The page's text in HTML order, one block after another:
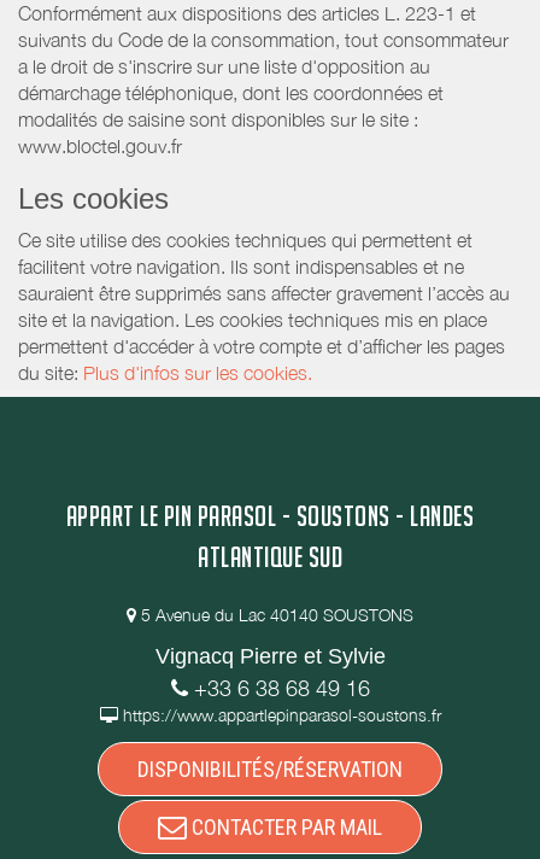
Conformément aux dispositions des articles L. 223-1 et
suivants du Code de la consommation, tout consommateur
a le droit de s'inscrire sur une liste d'opposition au
démarchage téléphonique, dont les coordonnées et
modalités de saisine sont disponibles sur le site :
www.bloctel.gouv.fr
Les cookies
Ce site utilise des cookies techniques qui permettent et
facilitent votre navigation. Ils sont indispensables et ne
sauraient être supprimés sans affecter gravement l’accès au
site et la navigation. Les cookies techniques mis en place
permettent d'accéder à votre compte et d’afficher les pages
du site: Plus d'infos sur les cookies.
APPART LE PIN PARASOL - SOUSTONS - LANDES
ATLANTIQUE SUD
5 Avenue du Lac 40140 SOUSTONS
Vignacq Pierre et Sylvie
+33 6 38 68 49 16
https://www.appartlepinparasol-soustons.fr
DISPONIBILITÉS/RÉSERVATION
CONTACTER PAR MAIL